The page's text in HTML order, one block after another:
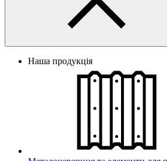
Наша продукція